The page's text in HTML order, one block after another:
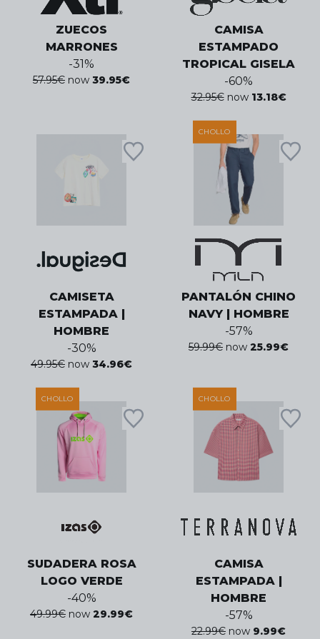
ZUECOS
MARRONES
-31%
57.95€ now 39.95€
CAMISA
ESTAMPADO
TROPICAL GISELA
-60%
32.95€ now 13.18€
CAMISETA
ESTAMPADA |
HOMBRE
-30%
49.95€ now 34.96€
CHOLLO
PANTALÓN CHINO
NAVY | HOMBRE
-57%
59.99€ now 25.99€
CHOLLO
SUDADERA ROSA
LOGO VERDE
-40%
49.99€ now 29.99€
CHOLLO
CAMISA
ESTAMPADA |
HOMBRE
-57%
22.99€ now 9.99€